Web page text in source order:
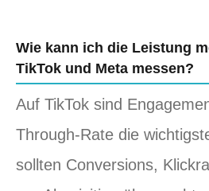
Wie kann ich die Leistung
TikTok und Meta messen?
Auf TikTok sind
Through-Rate die
sollten Conversions,